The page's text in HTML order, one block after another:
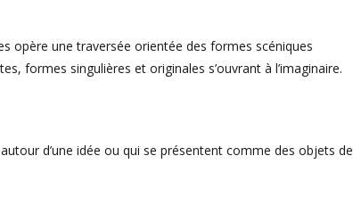
opère une traversée orientée des formes scéniques
formes singulières et originales s’ouvrant à l’imaginaire.
d’une idée ou qui se présentent comme des objets de